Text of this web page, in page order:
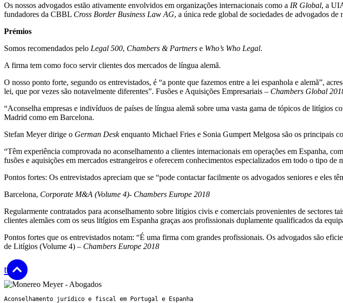
Os nossos advogados estão ativamente envolvidos em organizações internacionais como a IR Global, a
fundadores da CBBL Cross Border Business Law AG, a única rede global de sociedades de advogados
Prémios
Somos recomendados pelo Legal 500, Chambers & Partners e Who’s Who Legal.
A firma tem como foco servir clientes dos mercados de língua alemã.
O nosso ponto forte, segundo os entrevistados, é “a ponte que fazemos entre a lei espanhola e alemã”,
lei, que por vezes são notavelmente diferentes”. Fusões e Aquisições Empresariais – Chambers Global
“Aconselha empresas e indivíduos de países de língua alemã sobre uma vasta gama de tópicos de litígios
Madrid como em Barcelona.
Stefan Meyer dirige o German Deskenquanto Michael Fries e Sonia Gumpert Melgosa são os principais
“Têm experiência comprovada no aconselhamento a clientes internacionais em operações em Espanha,
fusões e aquisições em mercados estrangeiros e oferecem conhecimentos especializados em todo o tipo de
Pontos fortes: Os entrevistados apreciam que se “pode contactar facilmente os advogados seniores e eles
Barcelona, Corporate M&A (Volume 4)- Chambers Europe 2018
Regularmente contratados para aconselhamento sobre litígios civis e comerciais provenientes de sectores
clientes alemães com os seus litígios em Espanha graças aos profissionais duplamente qualificados da
Pontos fortes que os entrevistados notam: “É uma firma com grandes profissionais. Os advogados são
de Litígios (Volume 4) – Chambers Europe 2018
top
Aconselhamento jurídico e fiscal em Portugal e Espanha